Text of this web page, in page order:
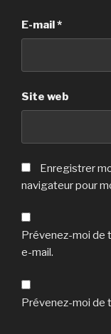
E-mail*
Site web
Enregistrer
navigateur pour
Prévenez-moi de
e-mail.
Prévenez-moi de